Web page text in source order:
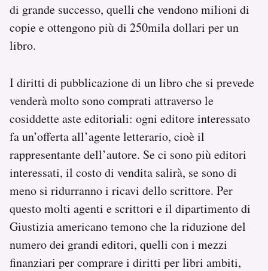
di grande successo, quelli che vendono milioni di
copie e ottengono più di 250mila dollari per un
libro.
I diritti di pubblicazione di un libro che si prevede
venderà molto sono comprati attraverso le
cosiddette aste editoriali: ogni editore interessato
fa un’offerta all’agente letterario, cioè il
rappresentante dell’autore. Se ci sono più editori
interessati, il costo di vendita salirà, se sono di
meno si ridurranno i ricavi dello scrittore. Per
questo molti agenti e scrittori e il dipartimento di
Giustizia americano temono che la riduzione del
numero dei grandi editori, quelli con i mezzi
finanziari per comprare i diritti per libri ambiti,